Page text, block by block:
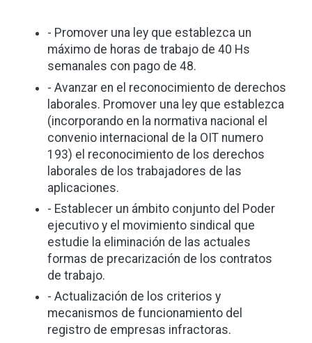
- Promover una ley que establezca un
máximo de horas de trabajo de 40 Hs
semanales con pago de 48.
- Avanzar en el reconocimiento de derechos
laborales. Promover una ley que establezca
(incorporando en la normativa nacional el
convenio internacional de la OIT numero
193) el reconocimiento de los derechos
laborales de los trabajadores de las
aplicaciones.
- Establecer un ámbito conjunto del Poder
ejecutivo y el movimiento sindical que
estudie la eliminación de las actuales
formas de precarización de los contratos
de trabajo.
- Actualización de los criterios y
mecanismos de funcionamiento del
registro de empresas infractoras.